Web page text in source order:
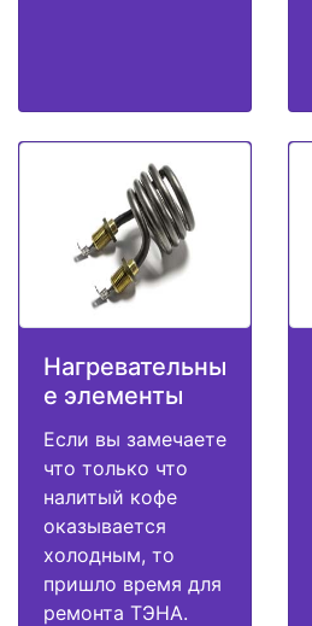
Нагревательны
е элементы
Если вы замечаете
что только что
налитый кофе
оказывается
холодным, то
пришло время для
ремонта ТЭНА.